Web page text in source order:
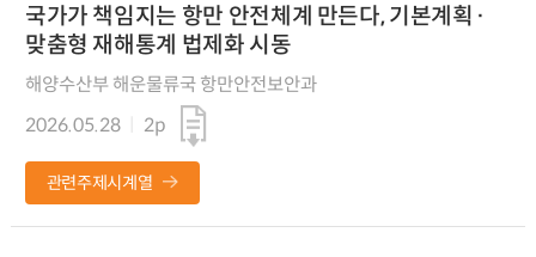
국가가 책임지는 항만 안전체계 만든다, 기본계획·
맞춤형 재해통계 법제화 시동
해양수산부 해운물류국 항만안전보안과
2026.05.28
2p
관련주제시계열